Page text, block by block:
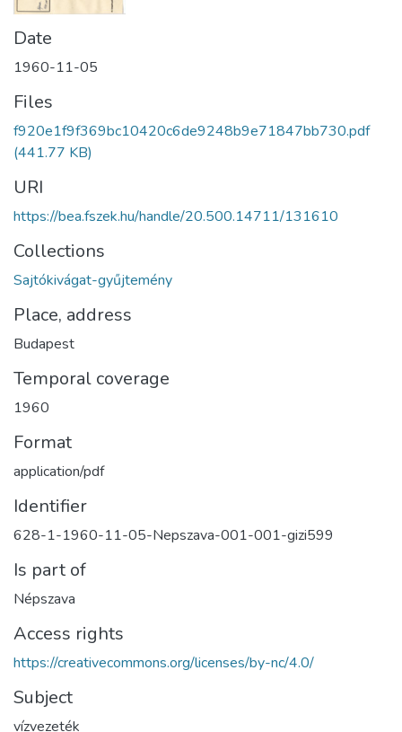
Date
1960-11-05
Files
f920e1f9f369bc10420c6de9248b9e71847bb730.pdf
(441.77 KB)
URI
https://bea.fszek.hu/handle/20.500.14711/131610
Collections
Sajtókivágat-gyűjtemény
Place, address
Budapest
Temporal coverage
1960
Format
application/pdf
Identifier
628-1-1960-11-05-Nepszava-001-001-gizi599
Is part of
Népszava
Access rights
https://creativecommons.org/licenses/by-nc/4.0/
Subject
vízvezeték